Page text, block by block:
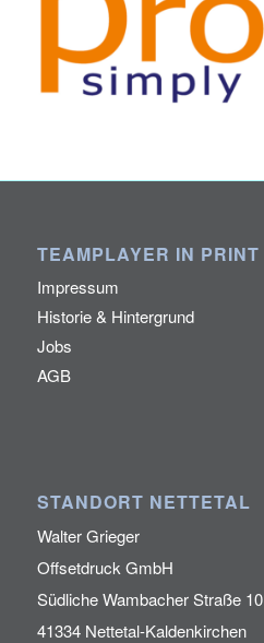
TEAMPLAYER IN PRINT
Impressum
Historie & Hintergrund
Jobs
AGB
STANDORT NETTETAL
Walter Grieger
Offsetdruck GmbH
Südliche Wambacher Straße 10
41334 Nettetal-Kaldenkirchen